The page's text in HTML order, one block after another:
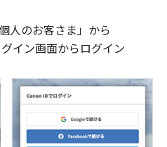
人のお客さま」から
イン画面からログイン